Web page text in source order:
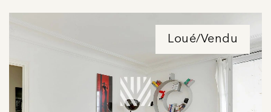
Loué/Vendu